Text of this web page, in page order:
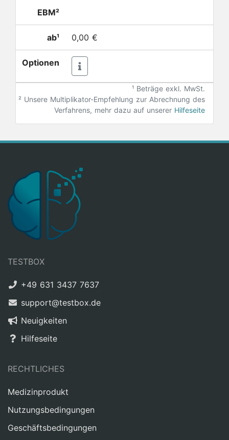
EBM²
ab¹ 0,00 €
Optionen
¹ Beträge exkl. MwSt.
² Unsere Multiplikator-Empfehlung zur Abrechnung des
Verfahrens, mehr dazu auf unserer Hilfeseite
TESTBOX
+49 631 3437 7637
support@testbox.de
Neuigkeiten
Hilfeseite
RECHTLICHES
Medizinprodukt
Nutzungsbedingungen
Geschäftsbedingungen